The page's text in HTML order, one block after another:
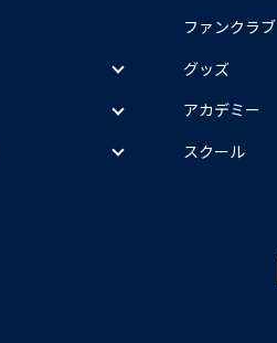
ファンクラブ
グッズ
アカデミー
スクール